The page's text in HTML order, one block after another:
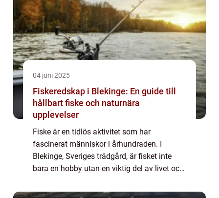
04 juni 2025
Fiskeredskap i Blekinge: En guide till
hållbart fiske och naturnära
upplevelser
Fiske är en tidlös aktivitet som har
fascinerat människor i århundraden. I
Blekinge, Sveriges trädgård, är fisket inte
bara en hobby utan en viktig del av livet och
fantast...